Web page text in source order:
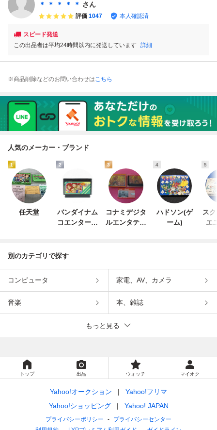
＊ ＊ ＊ ＊ ＊ さん
評価 1047 本人確認済
スピード発送
この出品者は平均24時間以内に発送しています 詳細
※商品削除などのお問い合わせはこちら
人気のメーカー・ブランド
1
任天堂
2
バンダイナム
コエンターテ
3
コナミデジタ
ルエンタテイ
4
ハドソン(ゲ
ーム)
5
ス
エ
別のカテゴリで探す
コンピュータ 家電、AV、カメラ
音楽 本、雑誌
もっと見る
トップ 出品 ウォッチ マイオク
Yahoo!オークション
Yahoo!フリマ
Yahoo!ショッピング
Yahoo! JAPAN
プライバシーポリシー
プライバシーセンター